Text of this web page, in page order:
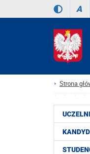
A
Strona